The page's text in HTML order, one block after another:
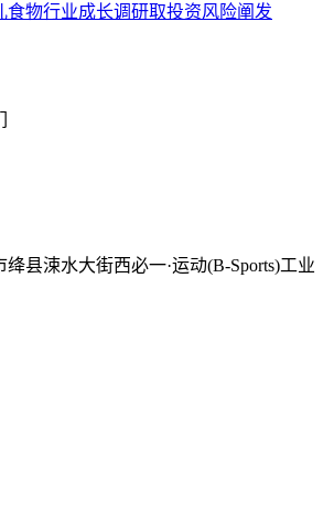
食物行业成长调研取投资风险阐发
县涑水大街西必一·运动(B-Sports)工业